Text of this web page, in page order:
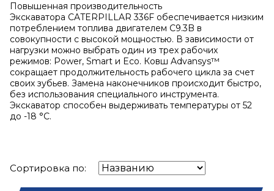
Повышенная производительность
Экскаватора CATERPILLAR 336F обеспечивается низким
потреблением топлива двигателем C9.3B в
совокупности с высокой мощностью. В зависимости от
нагрузки можно выбрать один из трех рабочих
режимов: Power, Smart и Eco. Ковш Advansys™
сокращает продолжительность рабочего цикла за счет
своих зубьев. Замена наконечников происходит быстро,
без использования специального инструмента.
Экскаватор способен выдерживать температуры от 52
до -18 °C.
Сортировка по: